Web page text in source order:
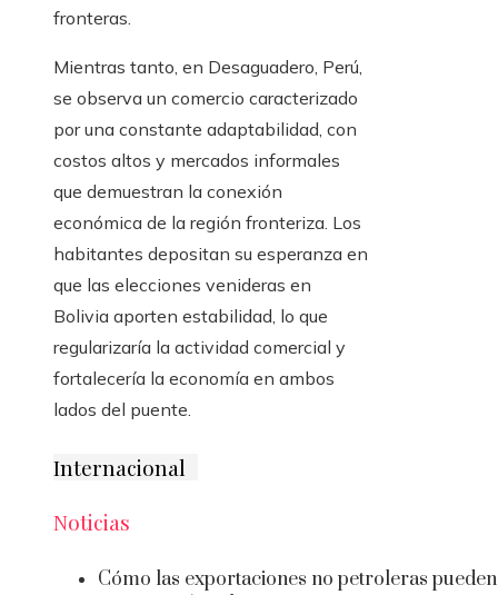
fronteras.
Mientras tanto, en Desaguadero, Perú,
se observa un comercio caracterizado
por una constante adaptabilidad, con
costos altos y mercados informales
que demuestran la conexión
económica de la región fronteriza. Los
habitantes depositan su esperanza en
que las elecciones venideras en
Bolivia aporten estabilidad, lo que
regularizaría la actividad comercial y
fortalecería la economía en ambos
lados del puente.
Internacional
Noticias
Cómo las exportaciones no petroleras pueden